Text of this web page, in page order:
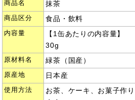
商品名 抹茶
商品区分 食品・飲料
内容量
【1缶あたりの内容量】
30g
原材料名 緑茶（国産）
原産地 日本産
使用方法
お茶、ケーキ、お菓子作